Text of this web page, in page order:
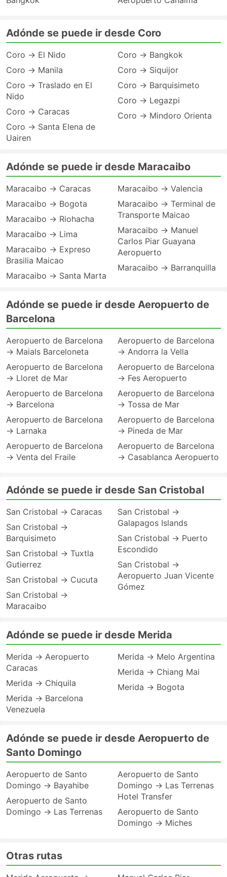
Adónde se puede ir desde Coro
Coro → El Nido
Coro → Manila
Coro → Traslado en El
Nido
Coro → Caracas
Coro → Santa Elena de
Uairen
Coro → Bangkok
Coro → Siquijor
Coro → Barquisimeto
Coro → Legazpi
Coro → Mindoro Orienta
Adónde se puede ir desde Maracaibo
Maracaibo → Caracas
Maracaibo → Bogota
Maracaibo → Riohacha
Maracaibo → Lima
Maracaibo → Expreso
Brasilia Maicao
Maracaibo → Santa Marta
Maracaibo → Valencia
Maracaibo → Terminal de
Transporte Maicao
Maracaibo → Manuel
Carlos Piar Guayana
Aeropuerto
Maracaibo → Barranquilla
Adónde se puede ir desde Aeropuerto de
Barcelona
Aeropuerto de Barcelona
→ Maials Barceloneta
Aeropuerto de Barcelona
→ Lloret de Mar
Aeropuerto de Barcelona
→ Barcelona
Aeropuerto de Barcelona
→ Larnaka
Aeropuerto de Barcelona
→ Venta del Fraile
Aeropuerto de Barcelona
→ Andorra la Vella
Aeropuerto de Barcelona
→ Fes Aeropuerto
Aeropuerto de Barcelona
→ Tossa de Mar
Aeropuerto de Barcelona
→ Pineda de Mar
Aeropuerto de Barcelona
→ Casablanca Aeropuerto
Adónde se puede ir desde San Cristobal
San Cristobal → Caracas
San Cristobal →
Barquisimeto
San Cristobal → Tuxtla
Gutierrez
San Cristobal → Cucuta
San Cristobal →
Maracaibo
San Cristobal →
Galapagos Islands
San Cristobal → Puerto
Escondido
San Cristobal →
Aeropuerto Juan Vicente
Gómez
Adónde se puede ir desde Merida
Merida → Aeropuerto
Caracas
Merida → Chiquila
Merida → Barcelona
Venezuela
Merida → Melo Argentina
Merida → Chiang Mai
Merida → Bogota
Adónde se puede ir desde Aeropuerto de
Santo Domingo
Aeropuerto de Santo
Domingo → Bayahibe
Aeropuerto de Santo
Domingo → Las Terrenas
Aeropuerto de Santo
Domingo → Las Terrenas
Hotel Transfer
Aeropuerto de Santo
Domingo → Miches
Otras rutas